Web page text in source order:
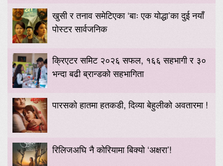
खुसी र तनाव समेटिएका ‘बाः एक योद्धा’का दुई नयाँ
पोस्टर सार्वजनिक
क्रिएटर समिट २०२६ सफल, १६६ सहभागी र ३०
भन्दा बढी ब्रान्डको सहभागिता
पारसको हातमा हतकडी, दिव्या बेहुलीको अवतारमा !
रिलिजअघि नै कोरियामा बिक्यो ‘अक्षरा’!